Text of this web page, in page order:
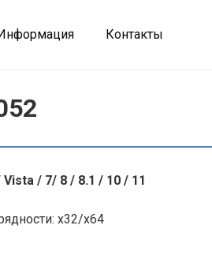
Контакты
/ 7/ 8 / 8.1 / 10 / 11
x32/x64